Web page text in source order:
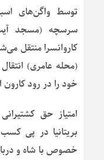
توسط واگن‌های
سرسچه (مسجد
کاروانسرا منتقل
(محله عامری)
خود را در رود کارون
امتیاز حق
بریتانیا در پی
خصوص با شاه و